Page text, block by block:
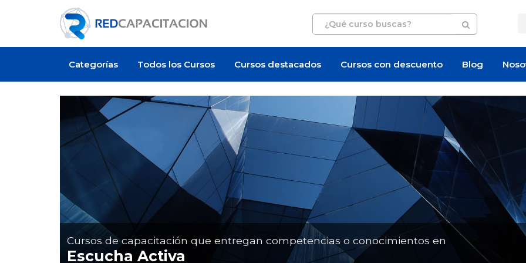
Categorías Todos los Cursos Cursos destacados Cursos con descuento Blog
Cursos de capacitación que entregan competencias o conocimientos en
Escucha Activa
el Ambiente Laboral a
¿Cuánto cuesta certificarse en
¿Cuánto cuesta un curso de